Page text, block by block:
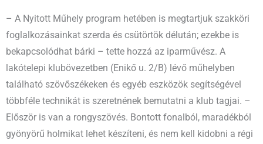
– A Nyitott Műhely program hetében is megtartjuk szakköri
foglalkozásainkat szerda és csütörtök délután; ezekbe is
bekapcsolódhat bárki – tette hozzá az iparművész. A
lakótelepi klubövezetben (Enikő u. 2/B) lévő műhelyben
található szövőszékeken és egyéb eszközök segítségével
többféle technikát is szeretnének bemutatni a klub tagjai. –
Először is van a rongyszövés. Bontott fonalból, maradékból
gyönyörű holmikat lehet készíteni, és nem kell kidobni a régi